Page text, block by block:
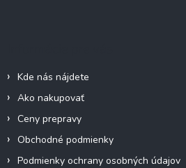
Kde nás nájdete
Ako nakupovať
Ceny prepravy
Obchodné podmienky
Podmienky ochrany osobných údajov